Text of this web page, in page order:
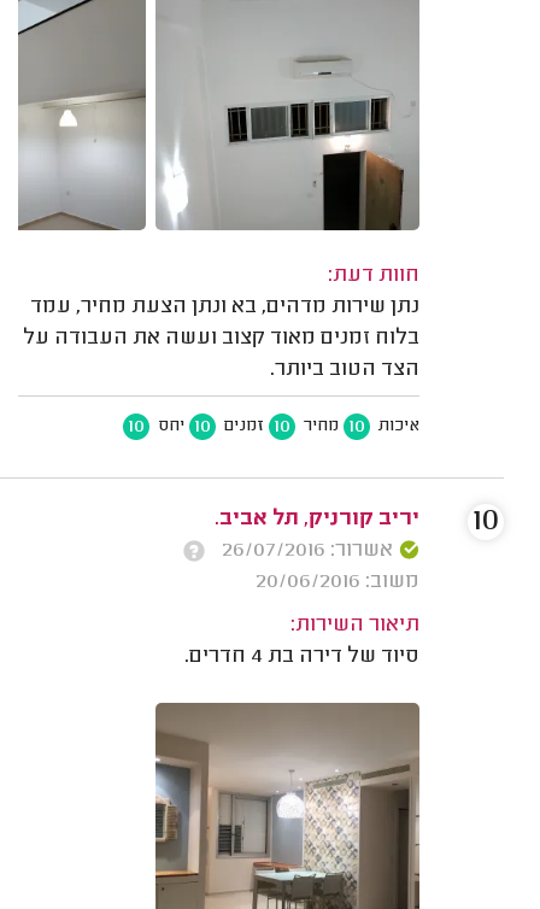
חוות דעת:
נתן שירות מדהים, בא ונתן הצעת מחיר, עמד
בלוח זמנים מאוד קצוב ועשה את העבודה על
הצד הטוב ביותר.
איכות 10 מחיר 10 זמנים 10 יחס 10
יריב קורניק, תל אביב.
אשרור: 26/07/2016
משוב: 20/06/2016
תיאור השירות:
סיוד של דירה בת 4 חדרים.
10